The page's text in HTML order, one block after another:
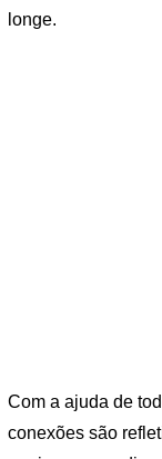
longe.
Com a ajuda de
conexões são